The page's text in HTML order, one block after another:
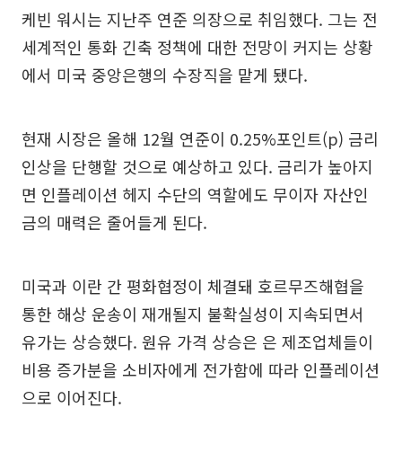
케빈 워시는 지난주 연준 의장으로 취임했다. 그는 전
세계적인 통화 긴축 정책에 대한 전망이 커지는 상황
에서 미국 중앙은행의 수장직을 맡게 됐다.
현재 시장은 올해 12월 연준이 0.25%포인트(p) 금리
인상을 단행할 것으로 예상하고 있다. 금리가 높아지
면 인플레이션 헤지 수단의 역할에도 무이자 자산인
금의 매력은 줄어들게 된다.
미국과 이란 간 평화협정이 체결돼 호르무즈해협을
통한 해상 운송이 재개될지 불확실성이 지속되면서
유가는 상승했다. 원유 가격 상승은 은 제조업체들이
비용 증가분을 소비자에게 전가함에 따라 인플레이션
으로 이어진다.